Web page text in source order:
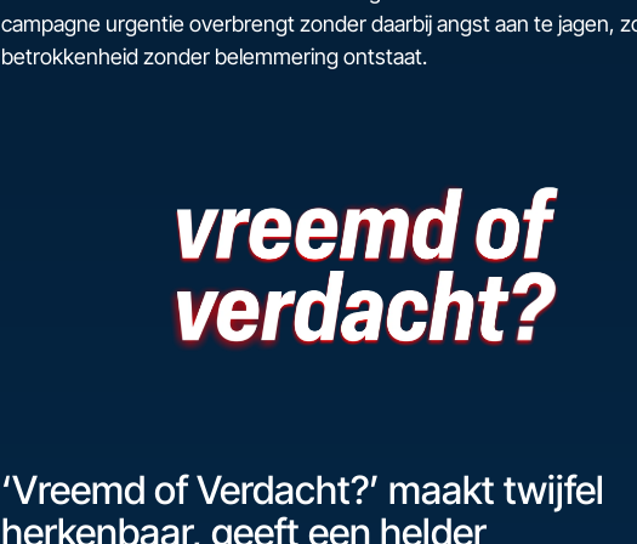
campagne urgentie overbrengt zonder daarbij angst aan te jagen,
betrokkenheid zonder belemmering ontstaat.
‘Vreemd of Verdacht?’ maakt twijfel
herkenbaar, geeft een helder